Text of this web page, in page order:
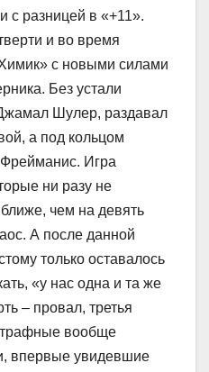
с разницей в «+11».
и во время
с новыми силами
Без устали
Шулер, раздавал
а под кольцом
Игра
ни разу не
чем на девять
А после данной
только оставалось
«у нас одна и та же
– провал, третья
вообще
впервые увидевшие